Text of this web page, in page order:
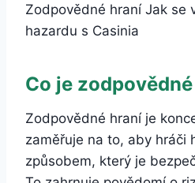
Zodpovědné hraní Jak se
hazardu s Casinia
Co je
Zodpovědné hraní je
zaměřuje na to, aby hráči
způsobem, který je